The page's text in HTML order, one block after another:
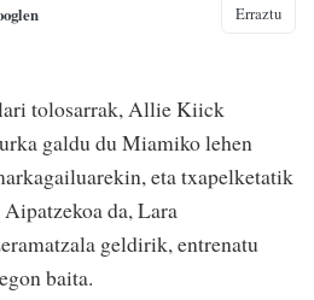
Erraztu
tolosarrak, Allie Kiick
galdu du Miamiko lehen
eta txapelketatik
da, Lara
geldirik, entrenatu
baita.